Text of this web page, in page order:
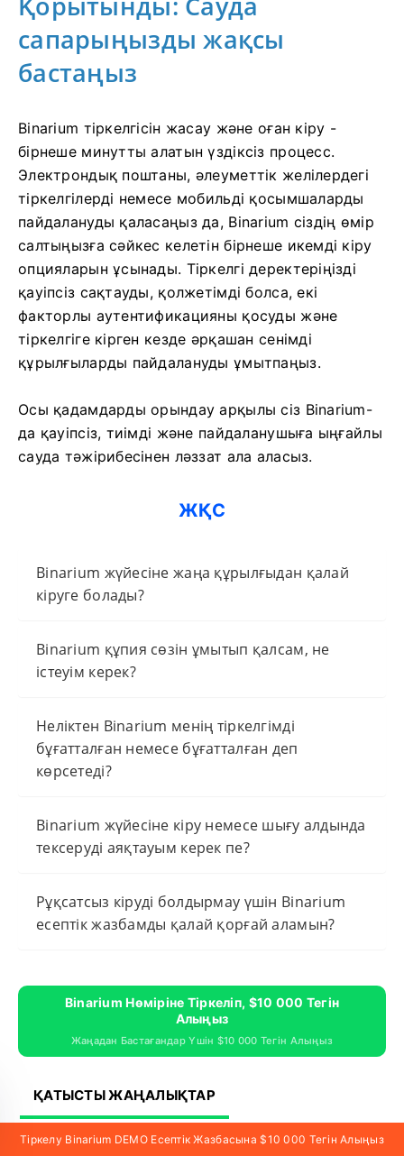
сапарыңызды жақсы
бастаңыз
Binarium тіркелгісін жасау және оған кіру -
бірнеше минутты алатын үздіксіз процесс.
Электрондық поштаны, әлеуметтік желілердегі
тіркелгілерді немесе мобильді қосымшаларды
пайдалануды қаласаңыз да, Binarium сіздің өмір
салтыңызға сәйкес келетін бірнеше икемді кіру
опцияларын ұсынады. Тіркелгі деректеріңізді
қауіпсіз сақтауды, қолжетімді болса, екі
факторлы аутентификацияны қосуды және
тіркелгіге кірген кезде әрқашан сенімді
құрылғыларды пайдалануды ұмытпаңыз.
Осы қадамдарды орындау арқылы сіз Binarium-
да қауіпсіз, тиімді және пайдаланушыға ыңғайлы
сауда тәжірибесінен ләззат ала аласыз.
ЖҚС
Binarium жүйесіне жаңа құрылғыдан қалай
кіруге болады?
Binarium құпия сөзін ұмытып қалсам, не
істеуім керек?
Неліктен Binarium менің тіркелгімді
бұғатталған немесе бұғатталған деп
көрсетеді?
Binarium жүйесіне кіру немесе шығу алдында
тексеруді аяқтауым керек пе?
Рұқсатсыз кіруді болдырмау үшін Binarium
есептік жазбамды қалай қорғай аламын?
Binarium Нөміріне Тіркеліп, $10 000 Тегін
Алыңыз
Жаңадан Бастағандар Үшін $10 000 Тегін Алыңыз
ҚАТЫСТЫ ЖАҢАЛЫҚТАР
АВТОРДАН КӨБІРЕК
Тіркелу Binarium DEMO Есептік Жазбасына $10 000 Тегін Алыңыз